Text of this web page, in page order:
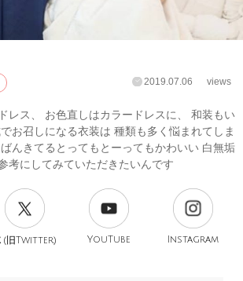
2019.07.06 views
レス、 お色直しはカラードレスに、 和装もい
お召しになる衣装は 種類も多く悩まれてしま
んきてるとってもとーってもかわいい 白無垢
考にしてみていただきたいんです
(旧Twitter) YouTube Instagram